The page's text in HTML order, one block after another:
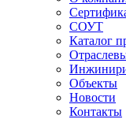
СОУТ
Каталог
Объекты
Новости
Контакты